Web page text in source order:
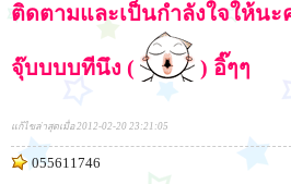
ติดตามและเป็นกำลังใจให้นะ
จุ๊บบบบทีนึง ( ) อิ๊ๆๆ
แก้ไขล่าสุดเมื่อ 2012-02-20 23:21:05
055611746